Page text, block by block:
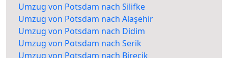
Umzug von Potsdam nach Silifke
Umzug von Potsdam nach Alaşehir
Umzug von Potsdam nach Didim
Umzug von Potsdam nach Serik
Umzug von Potsdam nach Birecik